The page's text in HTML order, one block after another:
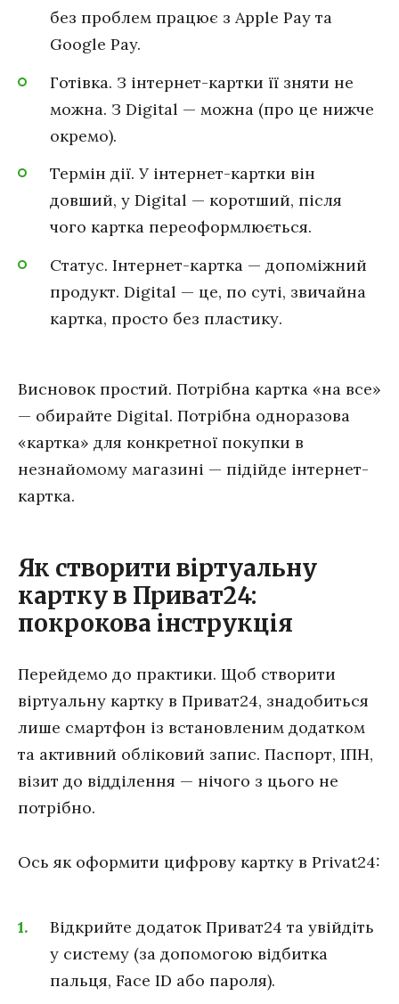
без проблем працює з Apple Pay та
Google Pay.
Готівка. З інтернет-картки її зняти не
можна. З Digital — можна (про це нижче
окремо).
Термін дії. У інтернет-картки він
довший, у Digital — коротший, після
чого картка переоформлюється.
Статус. Інтернет-картка — допоміжний
продукт. Digital — це, по суті, звичайна
картка, просто без пластику.
Висновок простий. Потрібна картка «на все»
— обирайте Digital. Потрібна одноразова
«картка» для конкретної покупки в
незнайомому магазині — підійде інтернет-
картка.
Як створити віртуальну
картку в Приват24:
покрокова інструкція
Перейдемо до практики. Щоб створити
віртуальну картку в Приват24, знадобиться
лише смартфон із встановленим додатком
та активний обліковий запис. Паспорт, ІПН,
візит до відділення — нічого з цього не
потрібно.
Ось як оформити цифрову картку в Privat24:
Відкрийте додаток Приват24 та увійдіть
у систему (за допомогою відбитка
пальця, Face ID або пароля).